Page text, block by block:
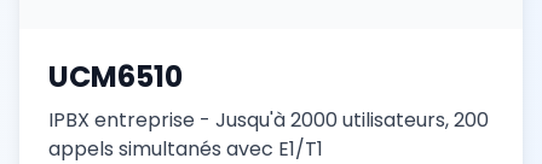
UCM6510
IPBX entreprise - Jusqu'à 2000 utilisateurs, 200
appels simultanés avec E1/T1